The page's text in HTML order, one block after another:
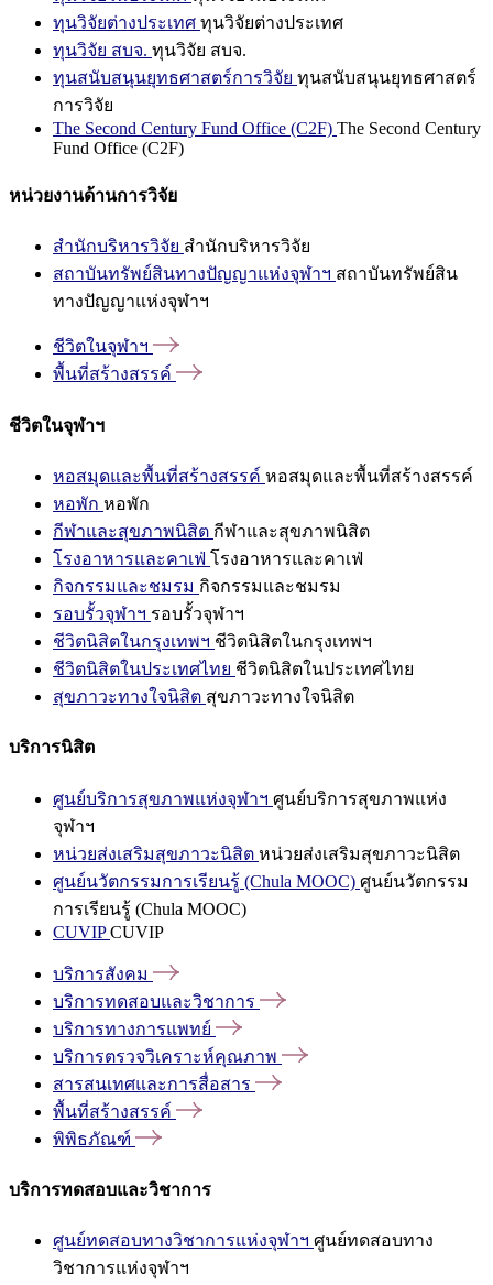
ทุนวิจัยต่างประเทศ ทุนวิจัยต่างประเทศ
ทุนวิจัย สบจ. ทุนวิจัย สบจ.
ทุนสนับสนุนยุทธศาสตร์การวิจัย ทุนสนับสนุนยุทธศาสตร์
การวิจัย
The Second Century Fund Office (C2F) The Second Century
Fund Office (C2F)
หน่วยงานด้านการวิจัย
สำนักบริหารวิจัย สำนักบริหารวิจัย
สถาบันทรัพย์สินทางปัญญาแห่งจุฬาฯ สถาบันทรัพย์สิน
ทางปัญญาแห่งจุฬาฯ
ชีวิตในจุฬาฯ
พื้นที่สร้างสรรค์
ชีวิตในจุฬาฯ
หอสมุดและพื้นที่สร้างสรรค์ หอสมุดและพื้นที่สร้างสรรค์
หอพัก หอพัก
กีฬาและสุขภาพนิสิต กีฬาและสุขภาพนิสิต
โรงอาหารและคาเฟ่ โรงอาหารและคาเฟ่
กิจกรรมและชมรม กิจกรรมและชมรม
รอบรั้วจุฬาฯ รอบรั้วจุฬาฯ
ชีวิตนิสิตในกรุงเทพฯ ชีวิตนิสิตในกรุงเทพฯ
ชีวิตนิสิตในประเทศไทย ชีวิตนิสิตในประเทศไทย
สุขภาวะทางใจนิสิต สุขภาวะทางใจนิสิต
บริการนิสิต
ศูนย์บริการสุขภาพแห่งจุฬาฯ ศูนย์บริการสุขภาพแห่ง
จุฬาฯ
หน่วยส่งเสริมสุขภาวะนิสิต หน่วยส่งเสริมสุขภาวะนิสิต
ศูนย์นวัตกรรมการเรียนรู้ (Chula MOOC) ศูนย์นวัตกรรม
การเรียนรู้ (Chula MOOC)
CUVIPCUVIP
บริการสังคม
บริการทดสอบและวิชาการ
บริการทางการแพทย์
บริการตรวจวิเคราะห์คุณภาพ
สารสนเทศและการสื่อสาร
พื้นที่สร้างสรรค์
พิพิธภัณฑ์
บริการทดสอบและวิชาการ
ศูนย์ทดสอบทางวิชาการแห่งจุฬาฯ ศูนย์ทดสอบทาง
วิชาการแห่งจุฬาฯ